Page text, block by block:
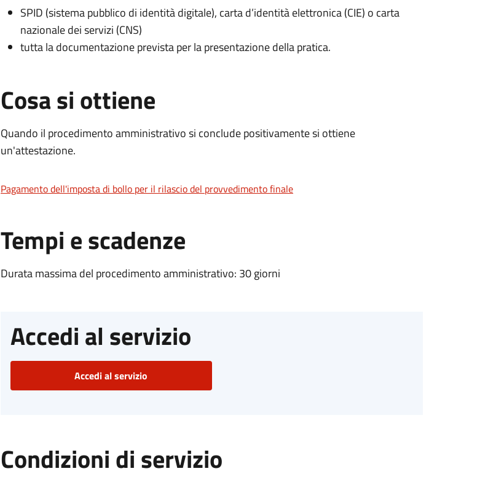
SPID (sistema pubblico di identità digitale), carta d’identità elettronica (CIE) o carta
nazionale dei servizi (CNS)
tutta la documentazione prevista per la presentazione della pratica.
Cosa si ottiene
Quando il procedimento amministrativo si conclude positivamente si ottiene
un'attestazione.
Pagamento dell'imposta di bollo per il rilascio del provvedimento finale
Tempi e scadenze
Durata massima del procedimento amministrativo: 30 giorni
Accedi al servizio
Accedi al servizio
Condizioni di servizio